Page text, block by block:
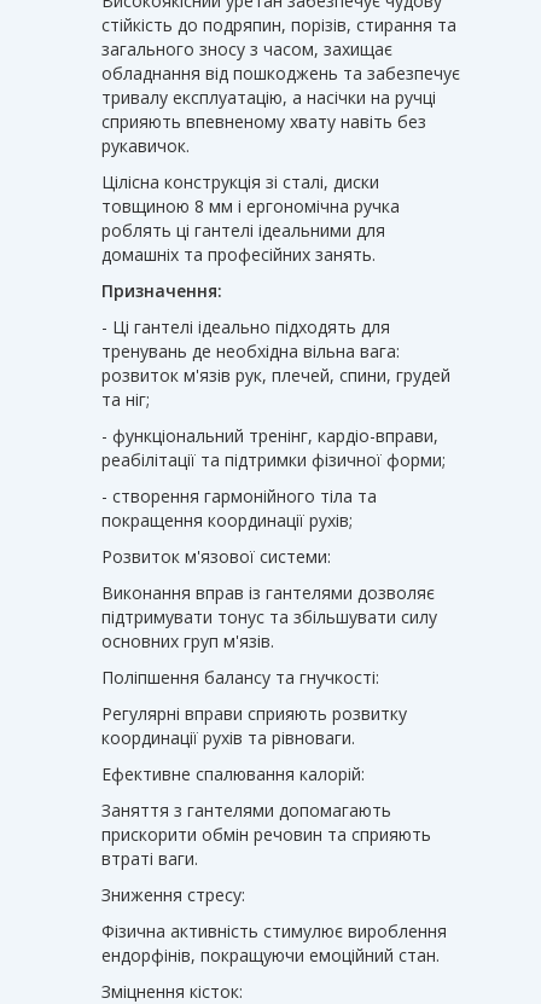
стійкість до подряпин, порізів, стирання та
загального зносу з часом, захищає
обладнання від пошкоджень та забезпечує
тривалу експлуатацію, а насічки на ручці
сприяють впевненому хвату навіть без
рукавичок.
Цілісна конструкція зі сталі, диски
товщиною 8 мм і ергономічна ручка
роблять ці гантелі ідеальними для
домашніх та професійних занять.
Призначення:
- Ці гантелі ідеально підходять для
тренувань де необхідна вільна вага:
розвиток м'язів рук, плечей, спини, грудей
та ніг;
- функціональний тренінг, кардіо-вправи,
реабілітації та підтримки фізичної форми;
- створення гармонійного тіла та
покращення координації рухів;
Розвиток м'язової системи:
Виконання вправ із гантелями дозволяє
підтримувати тонус та збільшувати силу
основних груп м'язів.
Поліпшення балансу та гнучкості:
Регулярні вправи сприяють розвитку
координації рухів та рівноваги.
Ефективне спалювання калорій:
Заняття з гантелями допомагають
прискорити обмін речовин та сприяють
втраті ваги.
Зниження стресу:
Фізична активність стимулює вироблення
ендорфінів, покращуючи емоційний стан.
Зміцнення кісток: